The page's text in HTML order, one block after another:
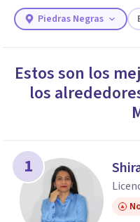
necesidades.
Piedras Negras
Estos son los
los
1